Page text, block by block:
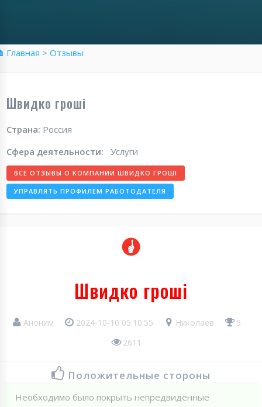
Главная > Отзывы
Швидко гроші
Страна: Россия
Сфера деятельности: Услуги
ВСЕ ОТЗЫВЫ О КОМПАНИИ ШВИДКО ГРОШІ
УПРАВЛЯТЬ ПРОФИЛЕМ РАБОТОДАТЕЛЯ
Швидко гроші
Аноним 2024-10-10 05:10:55 Николаев
5
2611
Положительные стороны
Необходимо было покрыть непредвиденные